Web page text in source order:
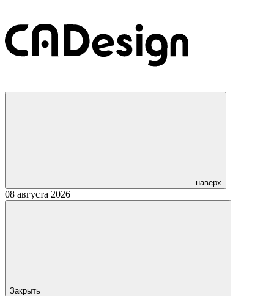
наверх
08 августа 2026
Закрыть